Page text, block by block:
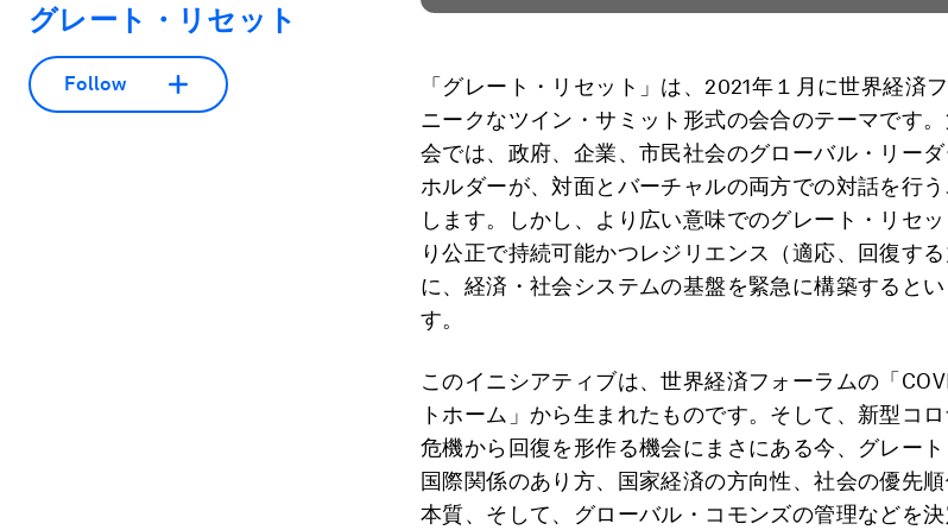
グレート・リセット
Follow
「グレート・リセット」は、2021年１月に世界経済
ニークなツイン・サミット形式の会合のテーマです
会では、政府、企業、市民社会のグローバル・リー
ホルダーが、対面とバーチャルの両方での対話を行
します。しかし、より広い意味でのグレート・リセ
り公正で持続可能かつレジリエンス（適応、回復す
に、経済・社会システムの基盤を緊急に構築すると
す。
このイニシアティブは、世界経済フォーラムの「
トホーム」から生まれたものです。そして、新型コ
危機から回復を形作る機会にまさにある今、グレー
国際関係のあり方、国家経済の方向性、社会の優先
本質、そして、グローバル・コモンズの管理などを